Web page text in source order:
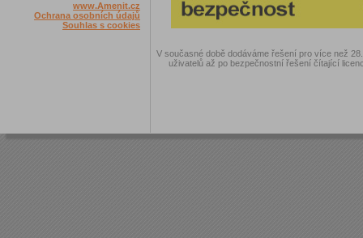
www.Amenit.cz
Ochrana osobních údajů
Souhlas s cookies
V současné době dodáváme řešení pro více než
uživatelů až po bezpečnostní řešení čítající